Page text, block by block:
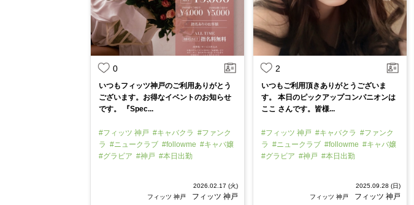
0
いつもフィッツ神戸のご利用ありがとう
ございます。お得なイベントのお知らせ
です。 『Spec...
#フィッツ 神戸 #キャバクラ #ファンク
ラ #ニュークラブ #followme #キャバ嬢
#グラビア #神戸 #本日出勤
2026.02.17 (火)
フィッツ 神戸
フィッツ 神戸
2
いつもご利用頂きありがとうございま
す。 本日のピックアップコンパニオンは
ここ さんです。皆様...
#フィッツ 神戸 #キャバクラ #ファンク
ラ #ニュークラブ #followme #キャバ嬢
#グラビア #神戸 #本日出勤
2025.09.28 (日)
フィッツ 神戸
フィッツ 神戸